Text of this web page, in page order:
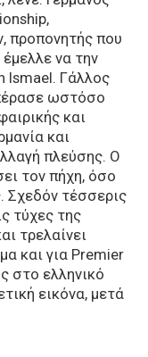
προπονητής που
να την
Ismael. Γάλλος
ωστόσο
και
και
πλεύσης. Ο
τον πήχη, όσο
Σχεδόν τέσσερις
τύχες της
τρελαίνει
και για Premier
στο ελληνικό
εικόνα, μετά